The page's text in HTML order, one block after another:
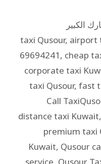
الكبير
, airport
69694241, cheap
corporate taxi
taxi Qusour, fast
Call
distance taxi Kuwait,
premium taxi
Kuwait, Qusour